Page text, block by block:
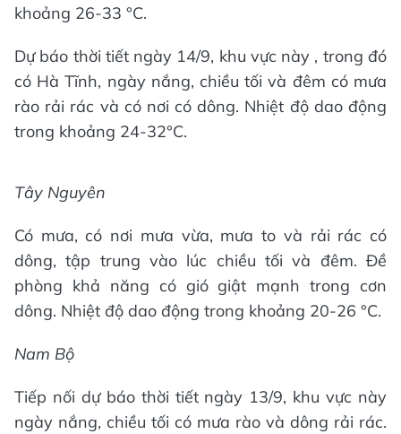
khoảng 26-33 °C.
Dự báo thời tiết ngày 14/9, khu vực này , trong đó
có Hà Tĩnh, ngày nắng, chiều tối và đêm có mưa
rào rải rác và có nơi có dông. Nhiệt độ dao động
trong khoảng 24-32°C.
Tây Nguyên
Có mưa, có nơi mưa vừa, mưa to và rải rác có
dông, tập trung vào lúc chiều tối và đêm. Đề
phòng khả năng có gió giật mạnh trong cơn
dông. Nhiệt độ dao động trong khoảng 20-26 °C.
Nam Bộ
Tiếp nối dự báo thời tiết ngày 13/9, khu vực này
ngày nắng, chiều tối có mưa rào và dông rải rác.